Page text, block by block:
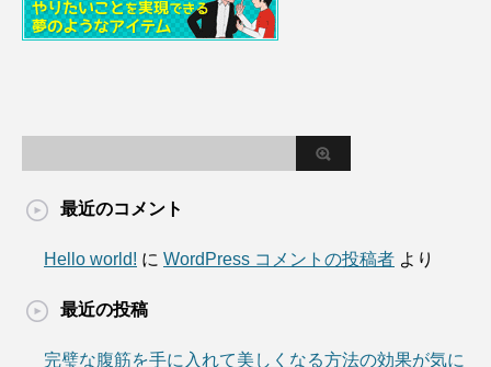
最近のコメント
Hello world! に WordPress コメントの投稿者 より
最近の投稿
完璧な腹筋を手に入れて美しくなる方法の効果が気に